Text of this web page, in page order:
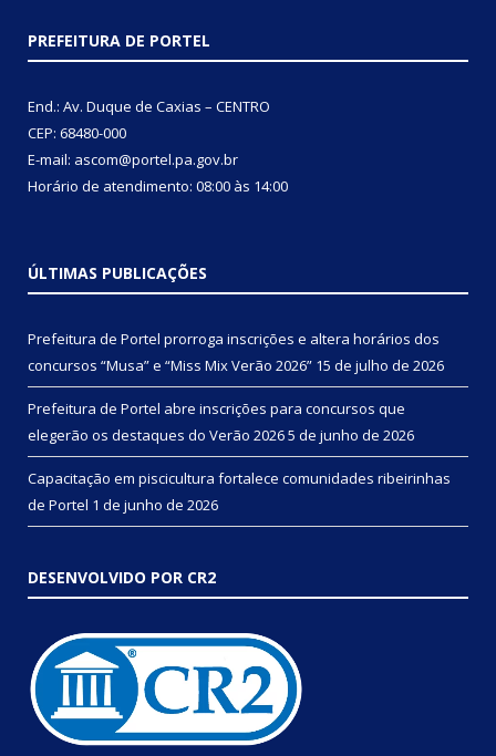
PREFEITURA DE PORTEL
End.: Av. Duque de Caxias – CENTRO
CEP: 68480-000
E-mail: ascom@portel.pa.gov.br
Horário de atendimento: 08:00 às 14:00
ÚLTIMAS PUBLICAÇÕES
Prefeitura de Portel prorroga inscrições e altera horários dos
concursos “Musa” e “Miss Mix Verão 2026” 15 de julho de 2026
Prefeitura de Portel abre inscrições para concursos que
elegerão os destaques do Verão 20265 de junho de 2026
Capacitação em piscicultura fortalece comunidades ribeirinhas
de Portel 1 de junho de 2026
DESENVOLVIDO POR CR2